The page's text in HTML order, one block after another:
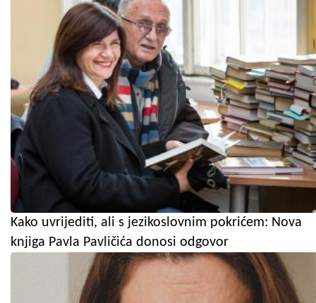
Kako uvrijediti, ali s jezikoslovnim pokrićem: Nova
knjiga Pavla Pavličića donosi odgovor